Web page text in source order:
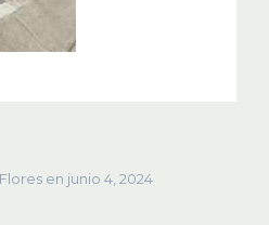
en junio 4, 2024